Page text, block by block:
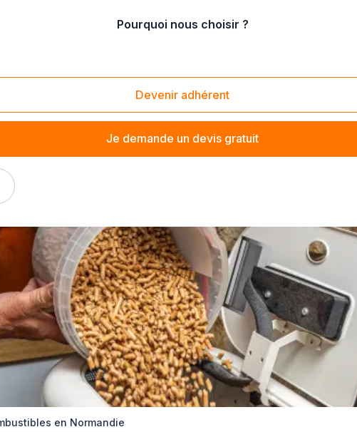
Pourquoi nous choisir ?
Devenir adhérent
Je demande un devis gratuit
en Normandie